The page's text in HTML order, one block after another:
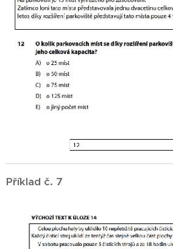
Příklad č. 7